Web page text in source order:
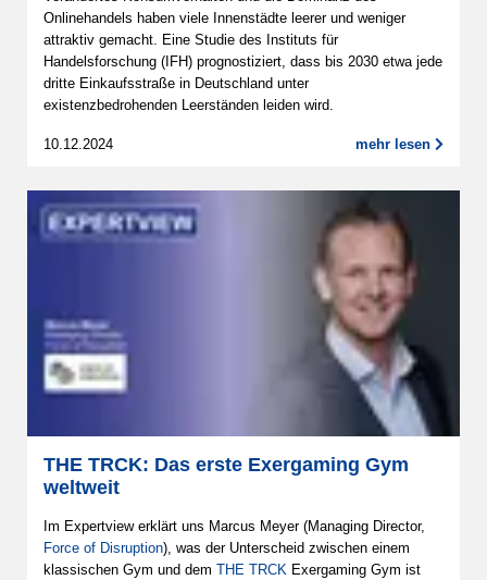
Onlinehandels haben viele Innenstädte leerer und weniger
attraktiv gemacht. Eine Studie des Instituts für
Handelsforschung (IFH) prognostiziert, dass bis 2030 etwa jede
dritte Einkaufsstraße in Deutschland unter
existenzbedrohenden Leerständen leiden wird.
10.12.2024 mehr lesen
THE TRCK: Das erste Exergaming Gym
weltweit
Im Expertview erklärt uns Marcus Meyer (Managing Director,
Force of Disruption), was der Unterscheid zwischen einem
klassischen Gym und dem THE TRCK Exergaming Gym ist